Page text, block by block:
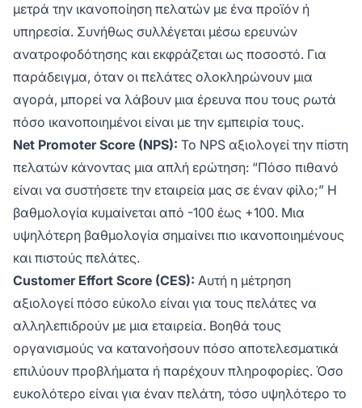
μετρά την ικανοποίηση πελατών με ένα προϊόν ή
υπηρεσία. Συνήθως συλλέγεται μέσω ερευνών
ανατροφοδότησης και εκφράζεται ως ποσοστό. Για
παράδειγμα, όταν οι πελάτες ολοκληρώνουν μια
αγορά, μπορεί να λάβουν μια έρευνα που τους ρωτά
πόσο ικανοποιημένοι είναι με την εμπειρία τους.
Net Promoter Score (NPS): Το NPS αξιολογεί την πίστη
πελατών κάνοντας μια απλή ερώτηση: “Πόσο πιθανό
είναι να συστήσετε την εταιρεία μας σε έναν φίλο;” Η
βαθμολογία κυμαίνεται από -100 έως +100. Μια
υψηλότερη βαθμολογία σημαίνει πιο ικανοποιημένους
και πιστούς πελάτες.
Customer Effort Score (CES): Αυτή η μέτρηση
αξιολογεί πόσο εύκολο είναι για τους πελάτες να
αλληλεπιδρούν με μια εταιρεία. Βοηθά τους
οργανισμούς να κατανοήσουν πόσο αποτελεσματικά
επιλύουν προβλήματα ή παρέχουν πληροφορίες. Όσο
ευκολότερο είναι για έναν πελάτη, τόσο υψηλότερο το